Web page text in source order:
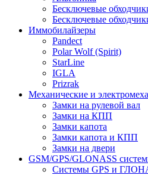
Бесключевые
Бесключевые
Иммобилайзеры
Pandect
Polar Wolf (Spirit)
StarLine
IGLA
Prizrak
Механические и
Замки на рулевой вал
Замки на КПП
Замки капота
Замки капота и КПП
Замки на двери
GSM/GPS/GLONASS
Системы GPS и